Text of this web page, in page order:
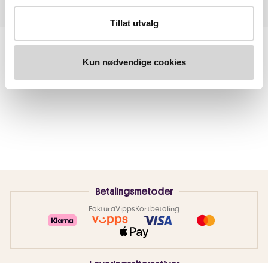
Tillat utvalg
Kun nødvendige cookies
Betalingsmetoder
FakturaVippsKortbetaling